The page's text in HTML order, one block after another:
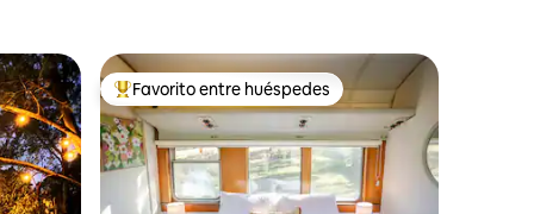
Favorito entre huéspedes preferido
Favorito entre huéspedes